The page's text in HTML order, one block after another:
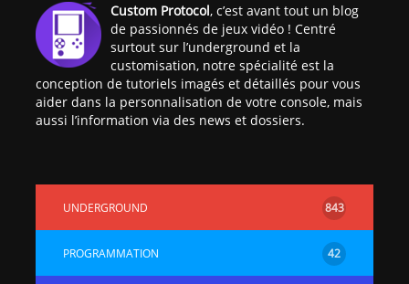
Custom Protocol, c’est avant tout un blog
de passionnés de jeux vidéo ! Centré
surtout sur l’underground et la
customisation, notre spécialité est la
conception de tutoriels imagés et détaillés pour vous
aider dans la personnalisation de votre console, mais
aussi l’information via des news et dossiers.
UNDERGROUND 843
PROGRAMMATION 42